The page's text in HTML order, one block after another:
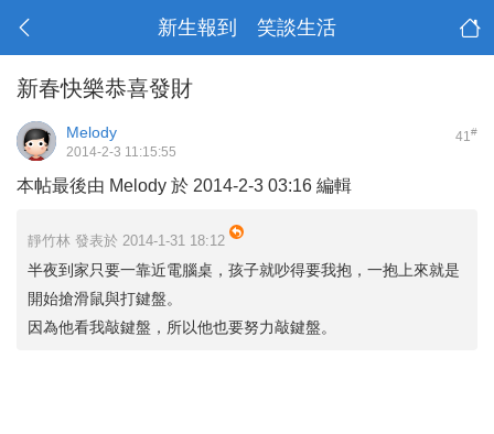
新生報到 笑談生活
新春快樂恭喜發財
41#
Melody
2014-2-3 11:15:55
本帖最後由 Melody 於 2014-2-3 03:16 編輯
靜竹林 發表於 2014-1-31 18:12
半夜到家只要一靠近電腦桌，孩子就吵得要我抱，一抱上來就是
開始搶滑鼠與打鍵盤。
因為他看我敲鍵盤，所以他也要努力敲鍵盤。